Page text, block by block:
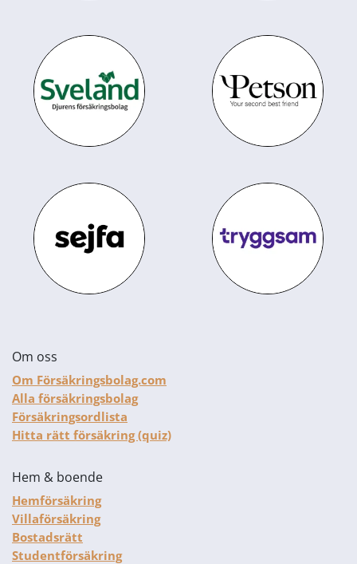
Om oss
Om Försäkringsbolag.com
Alla försäkringsbolag
Försäkringsordlista
Hitta rätt försäkring (quiz)
Hem & boende
Hemförsäkring
Villaförsäkring
Bostadsrätt
Studentförsäkring